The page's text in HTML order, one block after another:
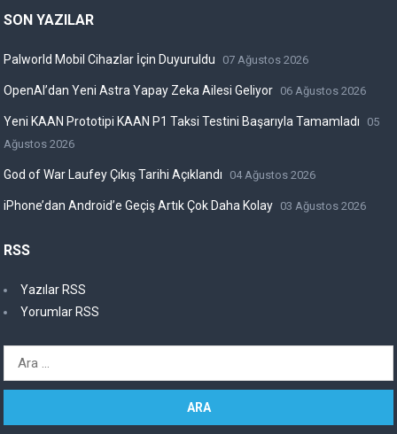
SON YAZILAR
Palworld Mobil Cihazlar İçin Duyuruldu 07 Ağustos 2026
OpenAI’dan Yeni Astra Yapay Zeka Ailesi Geliyor 06 Ağustos 2026
Yeni KAAN Prototipi KAAN P1 Taksi Testini Başarıyla Tamamladı
05
Ağustos 2026
God of War Laufey Çıkış Tarihi Açıklandı 04 Ağustos 2026
iPhone’dan Android’e Geçiş Artık Çok Daha Kolay 03 Ağustos 2026
RSS
Yazılar RSS
Yorumlar RSS
Arama: